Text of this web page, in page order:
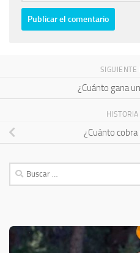
SIGUIENTE
¿Cuánto gana
¿Cuánto
Buscar: